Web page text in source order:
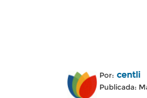
Por: centli
Publicada: